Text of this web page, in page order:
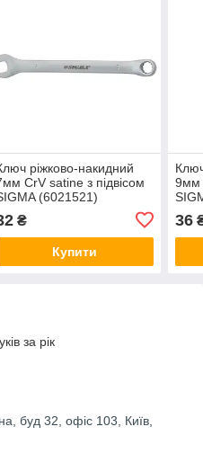
ріжково-накидний
CrV satine з підвісом
(6021521)
₴
Купити
9мм
36
за рік
буд 32, офіс 103, Київ,